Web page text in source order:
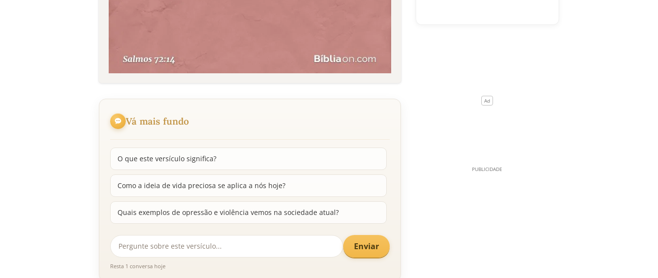
Vá mais fundo
O que este versículo significa?
Como a ideia de vida preciosa se aplica a nós hoje?
Quais exemplos de opressão e violência vemos na sociedade atual?
Enviar
Resta 1 conversa hoje